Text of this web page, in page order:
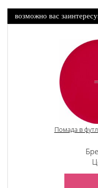
возможно вас
Помада в